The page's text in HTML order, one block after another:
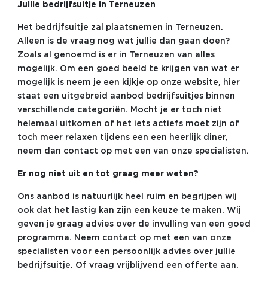
Jullie bedrijfsuitje in Terneuzen
Het bedrijfsuitje zal plaatsnemen in Terneuzen.
Alleen is de vraag nog wat jullie dan gaan doen?
Zoals al genoemd is er in Terneuzen van alles
mogelijk. Om een goed beeld te krijgen van wat er
mogelijk is neem je een kijkje op onze website, hier
staat een uitgebreid aanbod bedrijfsuitjes binnen
verschillende categoriën. Mocht je er toch niet
helemaal uitkomen of het iets actiefs moet zijn of
toch meer relaxen tijdens een een heerlijk diner,
neem dan contact op met een van onze specialisten.
Er nog niet uit en tot graag meer weten?
Ons aanbod is natuurlijk heel ruim en begrijpen wij
ook dat het lastig kan zijn een keuze te maken. Wij
geven je graag advies over de invulling van een goed
programma. Neem contact op met een van onze
specialisten voor een persoonlijk advies over jullie
bedrijfsuitje. Of vraag vrijblijvend een offerte aan.